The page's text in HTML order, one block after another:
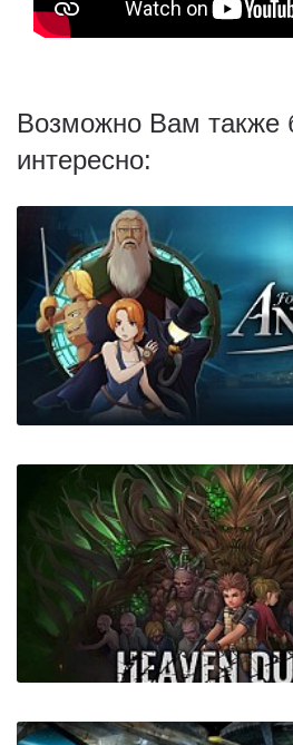
Возможно Вам также
интересно:
Forgotton